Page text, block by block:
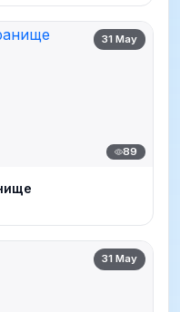
31 May
89
31 May